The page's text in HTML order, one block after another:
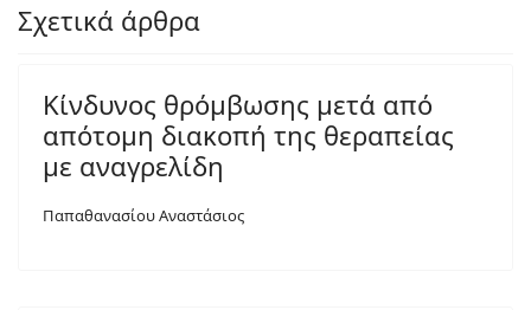
Σχετικά άρθρα
Κίνδυνος θρόμβωσης μετά από
απότομη διακοπή της θεραπείας
με αναγρελίδη
Παπαθανασίου Αναστάσιος